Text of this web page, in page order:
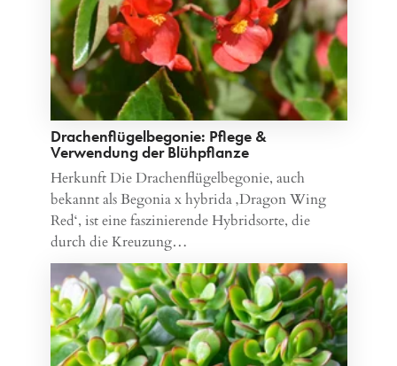
Drachenflügelbegonie: Pflege &
Verwendung der Blühpflanze
Herkunft Die Drachenflügelbegonie, auch
bekannt als Begonia x hybrida ‚Dragon Wing
Red‘, ist eine faszinierende Hybridsorte, die
durch die Kreuzung…